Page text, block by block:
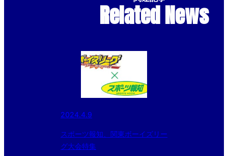
Related News
2024.4.9
スポーツ報知、関東ボーイズリー
グ大会特集